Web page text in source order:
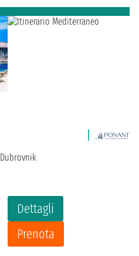
Dettagli
Prenota
Dubrovnik